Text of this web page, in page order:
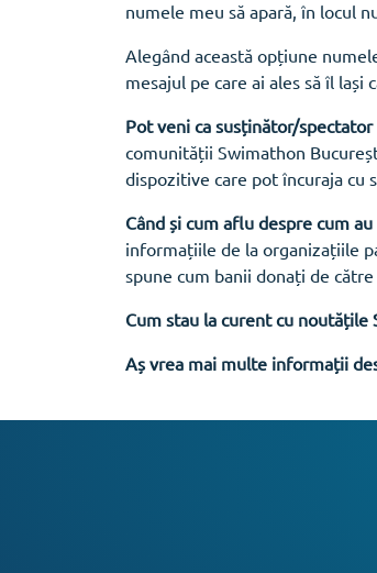
numele meu să apară, în locul
Alegând această opțiune
mesajul pe care ai ales să îl
Pot veni ca susținător/
comunității Swimathon
dispozitive care pot încuraja cu
Când și cum aflu despre cum
informațiile de la organizațiile
spune cum banii donați de
Cum stau la curent cu noutățile
Aș vrea mai multe informații